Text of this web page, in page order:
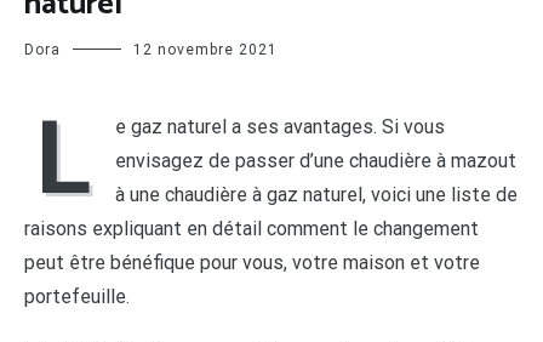
Dora 12 novembre 2021
L
e gaz naturel a ses avantages. Si vous
envisagez de passer d’une chaudière à mazout
à une chaudière à gaz naturel, voici une liste de
raisons expliquant en détail comment le changement
peut être bénéfique pour vous, votre maison et votre
portefeuille.